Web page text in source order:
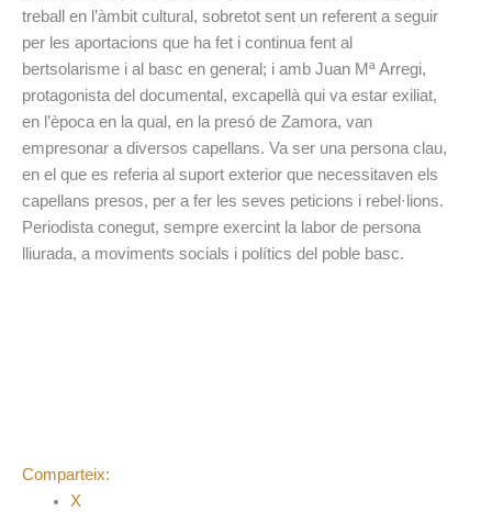
treball en l’àmbit cultural, sobretot sent un referent a seguir
per les aportacions que ha fet i continua fent al
bertsolarisme i al basc en general; i amb Juan Mª Arregi,
protagonista del documental, excapellà qui va estar exiliat,
en l’època en la qual, en la presó de Zamora, van
empresonar a diversos capellans. Va ser una persona clau,
en el que es referia al suport exterior que necessitaven els
capellans presos, per a fer les seves peticions i rebel·lions.
Periodista conegut, sempre exercint la labor de persona
lliurada, a moviments socials i polítics del poble basc.
Comparteix:
X